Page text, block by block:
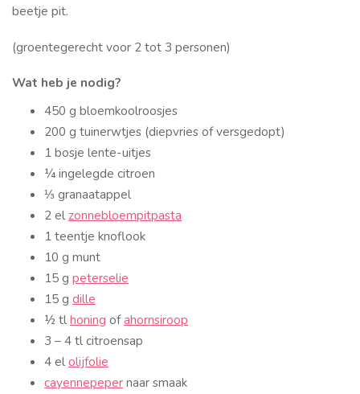
beetje pit.
(groentegerecht voor 2 tot 3 personen)
Wat heb je nodig?
450 g bloemkoolroosjes
200 g tuinerwtjes (diepvries of versgedopt)
1 bosje lente-uitjes
¼ ingelegde citroen
⅓ granaatappel
2 elzonnebloempitpasta
1 teentje knoflook
10 g munt
15 g peterselie
15 g dille
½ tlhoning ofahornsiroop
3 – 4 tl citroensap
4 elolijfolie
cayennepepernaar smaak